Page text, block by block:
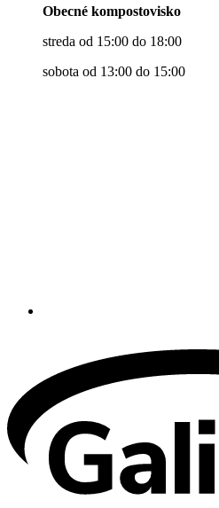
Obecné kompostovisko
streda od 15:00 do 18:00
sobota od 13:00 do 15:00